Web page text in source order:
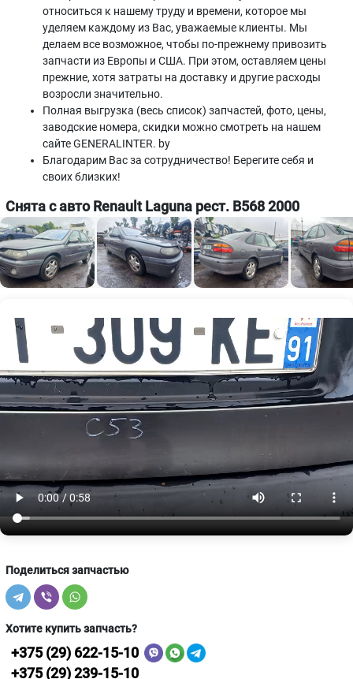
относиться к нашему труду и времени, которое мы
уделяем каждому из Вас, уважаемые клиенты. Мы
делаем все возможное, чтобы по-прежнему привозить
запчасти из Европы и США. При этом, оставляем цены
прежние, хотя затраты на доставку и другие расходы
возросли значительно.
Полная выгрузка (весь список) запчастей, фото, цены,
заводские номера, скидки можно смотреть на нашем
сайте GENERALINTER. by
Благодарим Вас за сотрудничество! Берегите себя и
своих близких!
Снята с авто Renault Laguna рест. B568 2000
Поделиться запчастью
Хотите купить запчасть?
+375 (29) 622-15-10
+375 (29) 239-15-10